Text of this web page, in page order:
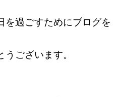
を過ごすためにブログを
ございます。